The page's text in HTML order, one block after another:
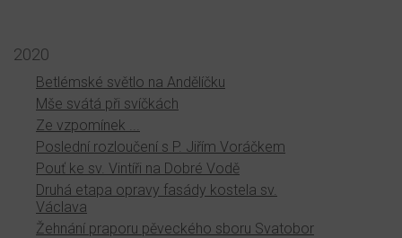
2020
Betlémské světlo na Andělíčku
Mše svátá při svíčkách
Ze vzpomínek ...
Poslední rozloučení s P. Jiřím Voráčkem
Pouť ke sv. Vintíři na Dobré Vodě
Druhá etapa opravy fasády kostela sv.
Václava
Žehnání praporu pěveckého sboru Svatobor